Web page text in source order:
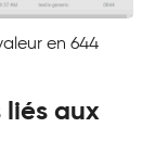
en 644
liés aux